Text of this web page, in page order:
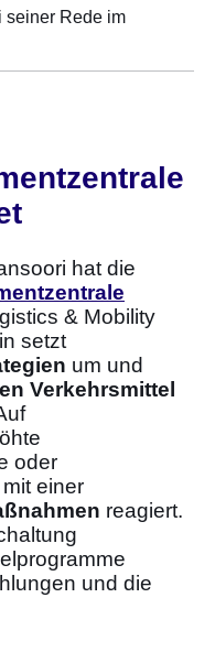
seiner Rede im
hat die
& Mobility
setzt
um und
Verkehrsmittel
oder
einer
reagiert.
und die